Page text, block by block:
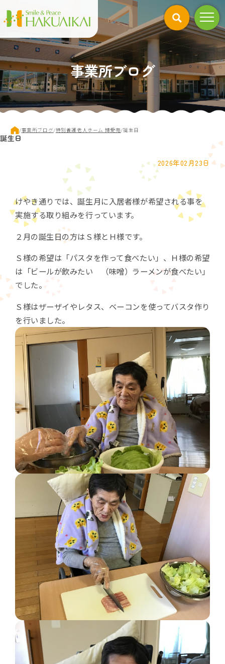
事業所ブログ
現
在
/事業所ブログ/特別養護老人ホーム 博愛苑/誕生日
誕生日
2026年02月23日
けやき通りでは、誕生月に入居者様が希望される事を
実施する取り組みを行っています。
２月の誕生日の方はＳ様とＨ様です。
Ｓ様の希望は「パスタを作って食べたい」、Ｈ様の希望
は「ビールが飲みたい （味噌）ラーメンが食べたい」
でした。
Ｓ様はザーザイやレタス、ベーコンを使ってバスタ作り
を行いました。